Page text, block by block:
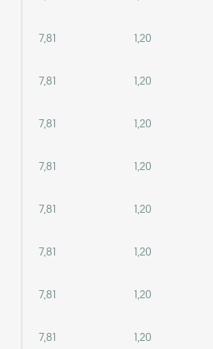
7,81 1,20
7,81 1,20
7,81 1,20
7,81 1,20
7,81 1,20
7,81 1,20
7,81 1,20
7,81 1,20